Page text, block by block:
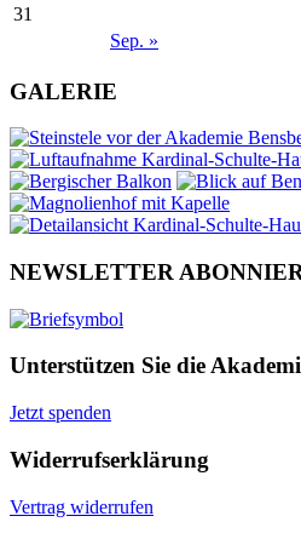
Sep. »
31
GALERIE
NEWSLETTER
Unterstützen Sie die
Jetzt spenden
Widerrufserklärung
Vertrag widerrufen